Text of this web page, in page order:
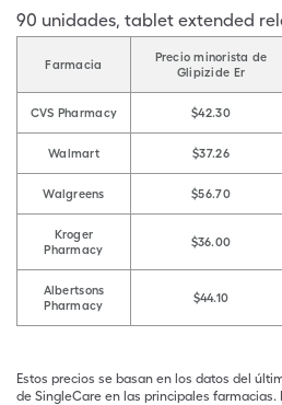
90 unidades, tablet extended
Farmacia
Precio minorista de
Glipizide Er
CVS Pharmacy $42.30
Walmart $37.26
Walgreens $56.70
Kroger
Pharmacy
$36.00
Albertsons
Pharmacy
$44.10
Estos precios se basan en los datos del
de SingleCare en las principales farmacias.